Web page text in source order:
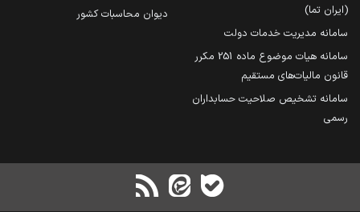
(ایران تما)
سامانه مدیریت خدمات دولت
سامانه هیات موضوع ماده 251 مکرر
قانون مالیات‌های مستقیم
سامانه تشخیص صلاحیت حسابداران
رسمی
دیوان محاسبات کشور